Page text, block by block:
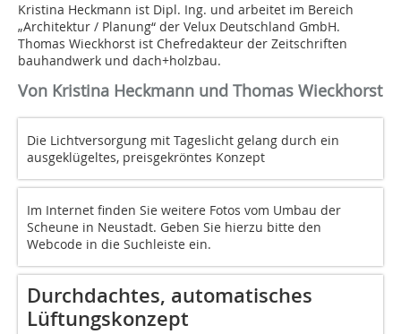
Kristina Heckmann ist Dipl. Ing. und arbeitet im Bereich
„Architektur / Planung“ der Velux Deutschland GmbH.
Thomas Wieckhorst ist Chefredakteur der Zeitschriften
bauhandwerk und dach+holzbau.
Von Kristina Heckmann und Thomas Wieckhorst
Die Lichtversorgung mit Tageslicht gelang durch ein
ausgeklügeltes, preisgekröntes Konzept
Im Internet finden Sie weitere Fotos vom Umbau der
Scheune in Neustadt. Geben Sie hierzu bitte den
Webcode in die Suchleiste ein.
Durchdachtes, automatisches
Lüftungskonzept